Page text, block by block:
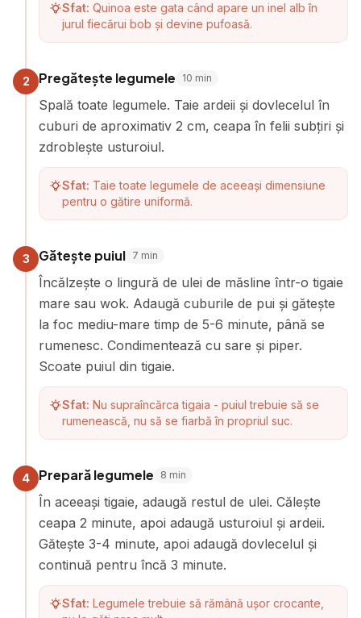
Sfat: Quinoa este gata când apare un inel alb în
jurul fiecărui bob și devine pufoasă.
2 Pregătește legumele 10 min
Spală toate legumele. Taie ardeii și dovlecelul în
cuburi de aproximativ 2 cm, ceapa în felii subțiri și
zdroblește usturoiul.
Sfat: Taie toate legumele de aceeași dimensiune
pentru o gătire uniformă.
3 Gătește puiul 7 min
Încălzește o lingură de ulei de măsline într-o tigaie
mare sau wok. Adaugă cuburile de pui și gătește
la foc mediu-mare timp de 5-6 minute, până se
rumenesc. Condimentează cu sare și piper.
Scoate puiul din tigaie.
Sfat: Nu supraîncărca tigaia - puiul trebuie să se
rumenească, nu să se fiarbă în propriul suc.
4 Prepară legumele 8 min
În aceeași tigaie, adaugă restul de ulei. Călește
ceapa 2 minute, apoi adaugă usturoiul și ardeii.
Gătește 3-4 minute, apoi adaugă dovlecelul și
continuă pentru încă 3 minute.
Sfat: Legumele trebuie să rămână ușor crocante,